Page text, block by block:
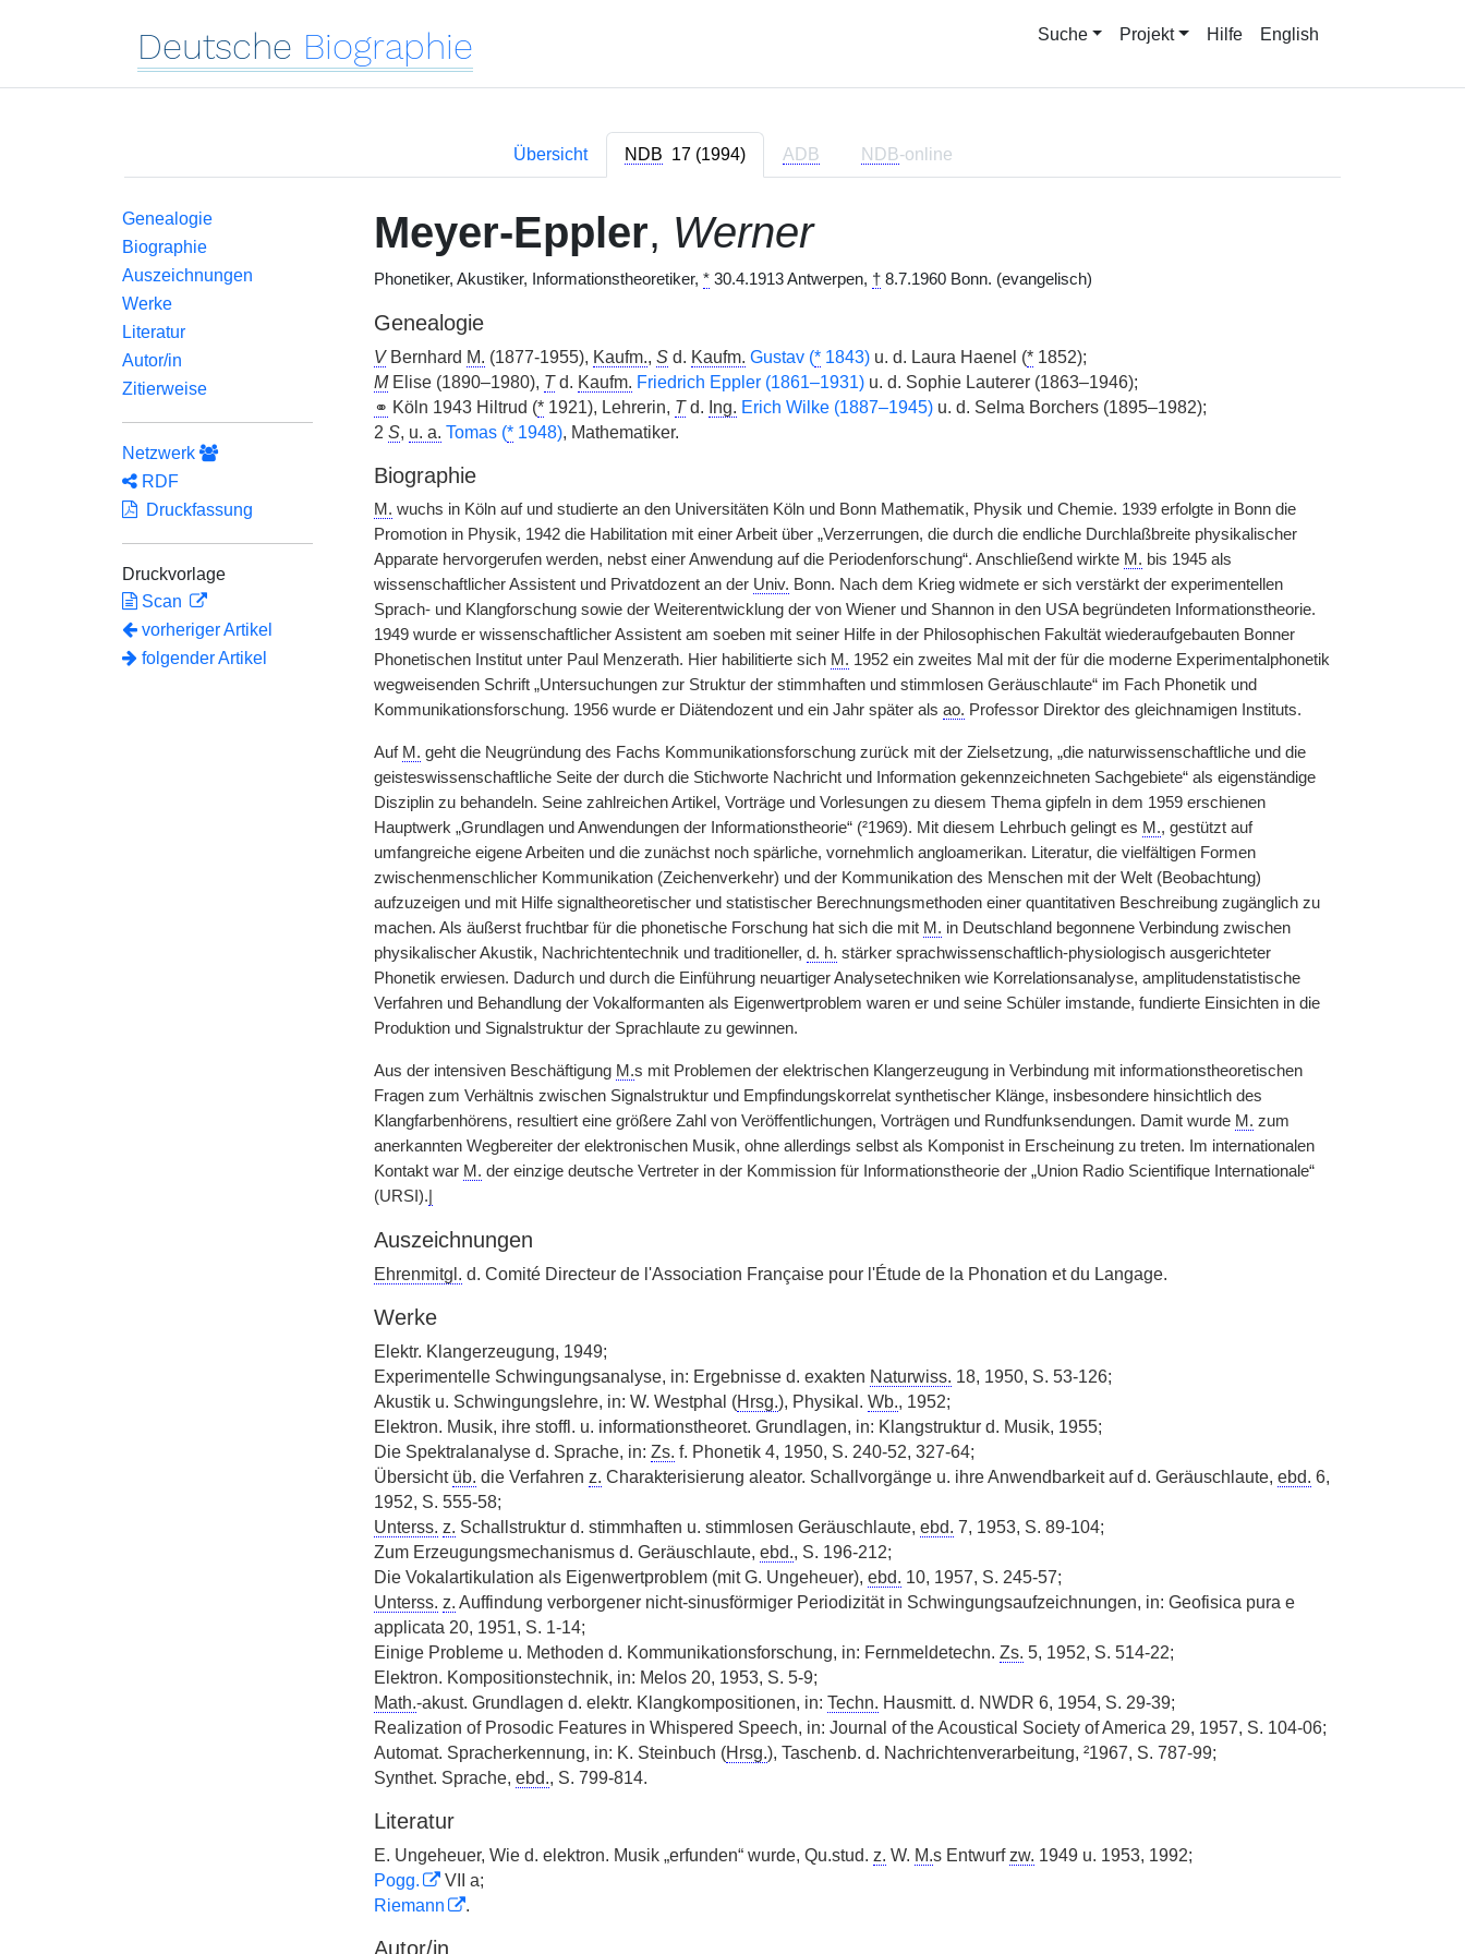
Deutsche Biographie Suche Projekt Hilfe English
Übersicht NDB 17 (1994) ADB NDB-online
Genealogie
Biographie
Auszeichnungen
Werke
Literatur
Autor/in
Zitierweise
Netzwerk
RDF
Druckfassung
Druckvorlage
Scan
vorheriger Artikel
folgender Artikel
Meyer-Eppler, Werner
Phonetiker, Akustiker, Informationstheoretiker, *30.4.1913 Antwerpen, †8.7.1960 Bonn. (evangelisch)
Genealogie
VBernhard M. (1877-1955), Kaufm., Sd. Kaufm. Gustav (*1843)u. d. Laura Haenel (*1852);
MElise (1890–1980), Td. Kaufm. Friedrich Eppler (1861–1931)u. d. Sophie Lauterer (1863–1946);
⚭ Köln 1943 Hiltrud (*1921), Lehrerin, Td. Ing. Erich Wilke (1887–1945)u. d. Selma Borchers (1895–1982);
2 S, u. a. Tomas (*1948), Mathematiker.
Biographie
M. wuchs in Köln auf und studierte an den Universitäten Köln und Bonn Mathematik, Physik und Chemie. 1939 erfolgte in Bonn die
Promotion in Physik, 1942 die Habilitation mit einer Arbeit über „Verzerrungen, die durch die endliche Durchlaßbreite physikalischer
Apparate hervorgerufen werden, nebst einer Anwendung auf die Periodenforschung“. Anschließend wirkte M. bis 1945 als
wissenschaftlicher Assistent und Privatdozent an der Univ. Bonn. Nach dem Krieg widmete er sich verstärkt der experimentellen
Sprach- und Klangforschung sowie der Weiterentwicklung der von Wiener und Shannon in den USA begründeten Informationstheorie.
1949 wurde er wissenschaftlicher Assistent am soeben mit seiner Hilfe in der Philosophischen Fakultät wiederaufgebauten Bonner
Phonetischen Institut unter Paul Menzerath. Hier habilitierte sich M. 1952 ein zweites Mal mit der für die moderne Experimentalphonetik
wegweisenden Schrift „Untersuchungen zur Struktur der stimmhaften und stimmlosen Geräuschlaute“ im Fach Phonetik und
Kommunikationsforschung. 1956 wurde er Diätendozent und ein Jahr später als ao. Professor Direktor des gleichnamigen Instituts.
Auf M. geht die Neugründung des Fachs Kommunikationsforschung zurück mit der Zielsetzung, „die naturwissenschaftliche und die
geisteswissenschaftliche Seite der durch die Stichworte Nachricht und Information gekennzeichneten Sachgebiete“ als eigenständige
Disziplin zu behandeln. Seine zahlreichen Artikel, Vorträge und Vorlesungen zu diesem Thema gipfeln in dem 1959 erschienen
Hauptwerk „Grundlagen und Anwendungen der Informationstheorie“ (²1969). Mit diesem Lehrbuch gelingt es M., gestützt auf
umfangreiche eigene Arbeiten und die zunächst noch spärliche, vornehmlich angloamerikan. Literatur, die vielfältigen Formen
zwischenmenschlicher Kommunikation (Zeichenverkehr) und der Kommunikation des Menschen mit der Welt (Beobachtung)
aufzuzeigen und mit Hilfe signaltheoretischer und statistischer Berechnungsmethoden einer quantitativen Beschreibung zugänglich zu
machen. Als äußerst fruchtbar für die phonetische Forschung hat sich die mit M. in Deutschland begonnene Verbindung zwischen
physikalischer Akustik, Nachrichtentechnik und traditioneller, d. h. stärker sprachwissenschaftlich-physiologisch ausgerichteter
Phonetik erwiesen. Dadurch und durch die Einführung neuartiger Analysetechniken wie Korrelationsanalyse, amplitudenstatistische
Verfahren und Behandlung der Vokalformanten als Eigenwertproblem waren er und seine Schüler imstande, fundierte Einsichten in die
Produktion und Signalstruktur der Sprachlaute zu gewinnen.
Aus der intensiven Beschäftigung M.s mit Problemen der elektrischen Klangerzeugung in Verbindung mit informationstheoretischen
Fragen zum Verhältnis zwischen Signalstruktur und Empfindungskorrelat synthetischer Klänge, insbesondere hinsichtlich des
Klangfarbenhörens, resultiert eine größere Zahl von Veröffentlichungen, Vorträgen und Rundfunksendungen. Damit wurde M. zum
anerkannten Wegbereiter der elektronischen Musik, ohne allerdings selbst als Komponist in Erscheinung zu treten. Im internationalen
Kontakt war M. der einzige deutsche Vertreter in der Kommission für Informationstheorie der „Union Radio Scientifique Internationale“
(URSI).
Auszeichnungen
Ehrenmitgl. d. Comité Directeur de l'Association Française pour l'Étude de la Phonation et du Langage.
Werke
Elektr. Klangerzeugung, 1949;
Experimentelle Schwingungsanalyse, in: Ergebnisse d. exakten Naturwiss. 18, 1950, S. 53-126;
Akustik u. Schwingungslehre, in: W. Westphal (Hrsg.), Physikal. Wb., 1952;
Elektron. Musik, ihre stoffl. u. informationstheoret. Grundlagen, in: Klangstruktur d. Musik, 1955;
Die Spektralanalyse d. Sprache, in: Zs. f. Phonetik 4, 1950, S. 240-52, 327-64;
Übersicht üb. die Verfahren z. Charakterisierung aleator. Schallvorgänge u. ihre Anwendbarkeit auf d. Geräuschlaute, ebd. 6,
1952, S. 555-58;
Unterss. z. Schallstruktur d. stimmhaften u. stimmlosen Geräuschlaute, ebd. 7, 1953, S. 89-104;
Zum Erzeugungsmechanismus d. Geräuschlaute, ebd., S. 196-212;
Die Vokalartikulation als Eigenwertproblem (mit G. Ungeheuer), ebd. 10, 1957, S. 245-57;
Unterss. z. Auffindung verborgener nicht-sinusförmiger Periodizität in Schwingungsaufzeichnungen, in: Geofisica pura e
applicata 20, 1951, S. 1-14;
Einige Probleme u. Methoden d. Kommunikationsforschung, in: Fernmeldetechn. Zs. 5, 1952, S. 514-22;
Elektron. Kompositionstechnik, in: Melos 20, 1953, S. 5-9;
Math.-akust. Grundlagen d. elektr. Klangkompositionen, in: Techn. Hausmitt. d. NWDR 6, 1954, S. 29-39;
Realization of Prosodic Features in Whispered Speech, in: Journal of the Acoustical Society of America 29, 1957, S. 104-06;
Automat. Spracherkennung, in: K. Steinbuch (Hrsg.), Taschenb. d. Nachrichtenverarbeitung, ²1967, S. 787-99;
Synthet. Sprache, ebd., S. 799-814.
Literatur
E. Ungeheuer, Wie d. elektron. Musik „erfunden“ wurde, Qu.stud. z. W. M.s Entwurf zw. 1949 u. 1953, 1992;
Pogg.
VII a;
Riemann
.
Autor/in